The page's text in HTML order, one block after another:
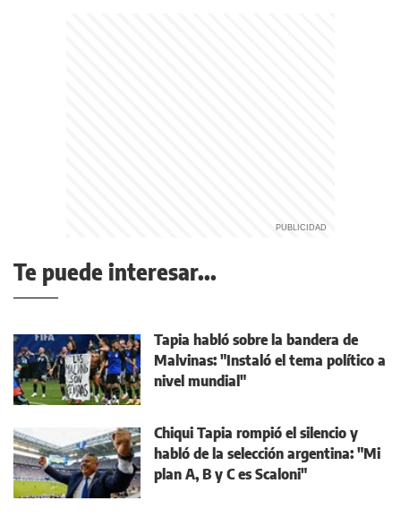
Te puede interesar...
Tapia habló sobre la bandera de
Malvinas: "Instaló el tema político a
nivel mundial"
Chiqui Tapia rompió el silencio y
habló de la selección argentina: "Mi
plan A, B y C es Scaloni"